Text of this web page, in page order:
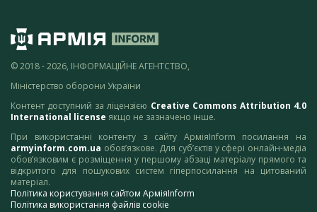
© 2018 - 2026, ІНФОРМАЦІЙНЕ АГЕНТСТВО,
Міністерство оборони України
Контент доступний за ліцензією Creative Commons Attribution 4.0
International license якщо не зазначено інше.
При використанні контенту з сайту АрміяInform посилання на
armyinform.com.ua обов’язкове. Для суб’єктів у сфері онлайн-медіа
обов’язковим є розміщення у першому абзаці матеріалу прямого та
відкритого для пошукових систем гіперпосилання на цитований
матеріал.
Політика користування сайтом АрміяInform
Політика використання файлів cookie